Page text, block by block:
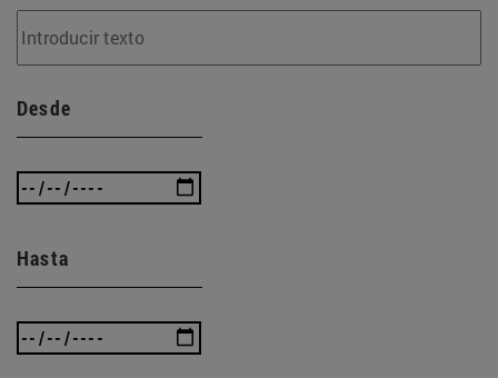
Desde
Hasta